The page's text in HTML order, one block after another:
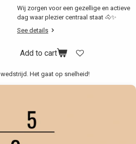
Wij zorgen voor een gezellige en actieve
dag waar plezier centraal staat 🐴✨
See details
Add to cart
Het gaat op snelheid!